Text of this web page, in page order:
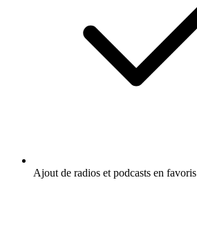
Ajout de radios et podcasts en favoris